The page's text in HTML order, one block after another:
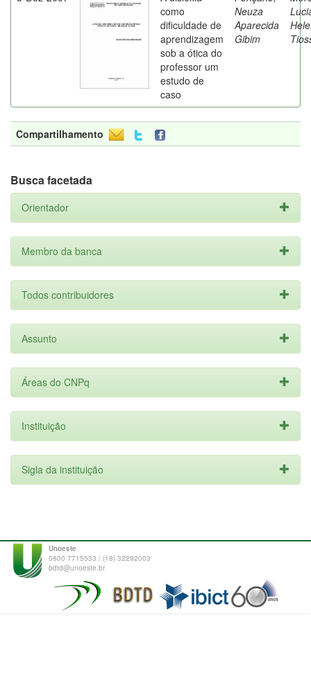
como
dificuldade de
aprendizagem
sob a ótica do
professor um
estudo de
caso
Neuza
Aparecida
Gibim
Compartilhamento
Busca facetada
Orientador
Membro da banca
Todos contribuidores
Assunto
Áreas do CNPq
Instituição
Sigla da instituição
Unoeste
0800 7715533 / (18) 32292003
bdtd@unoeste.br